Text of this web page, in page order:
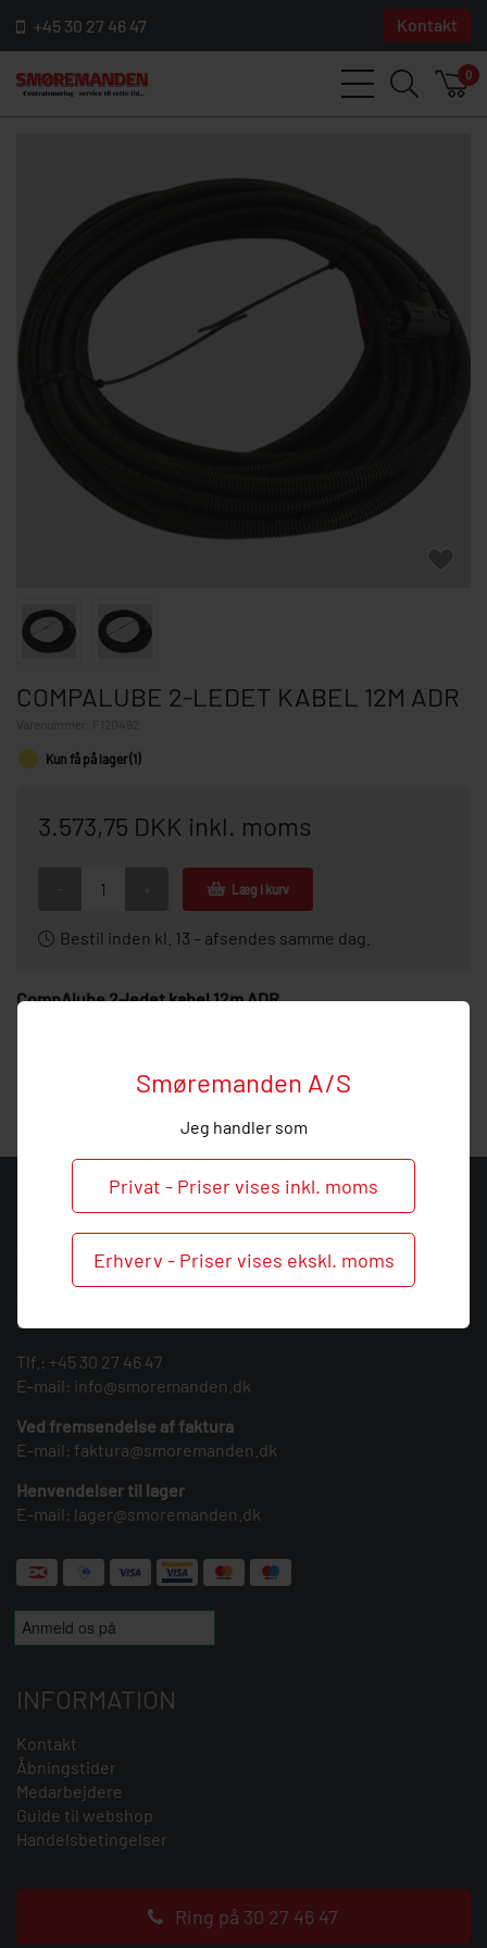
Smøremanden A/S
Jeg handler som
Privat - Priser vises inkl. moms
Erhverv - Priser vises ekskl. moms
+45 30 27 46 47 Kontakt
0
COMPALUBE 2-LEDET KABEL 12M ADR
F120492
Kun få på lager (1)
3.573,75 DKK inkl. moms
Læg i kurv
Bestil inden kl. 13 – afsendes samme dag.
CompAlube 2-ledet kabel 12m ADR
Kabel til CompAlube
KONTAKT
Smøremanden A/S
CVR: 39683717
9640 Farsø
Tlf.: +45 30 27 46 47
E-mail: info@smoremanden.dk
Ved fremsendelse af faktura
E-mail: faktura@smoremanden.dk
Henvendelser til lager
E-mail: lager@smoremanden.dk
INFORMATION
Kontakt
Åbningstider
Medarbejdere
Guide til webshop
Handelsbetingelser
Ring på 30 27 46 47